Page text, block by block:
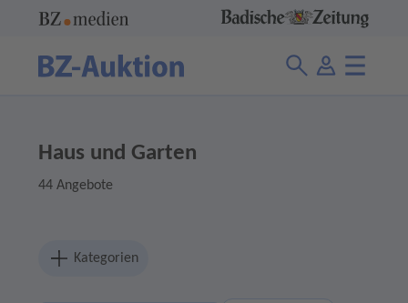
Haus und Garten
44 Angebote
Kategorien